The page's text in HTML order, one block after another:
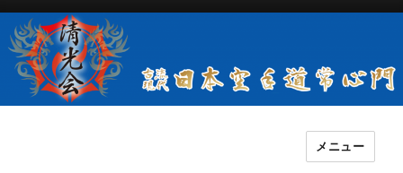
古流現代日本空手道常心門清光会
メニュー